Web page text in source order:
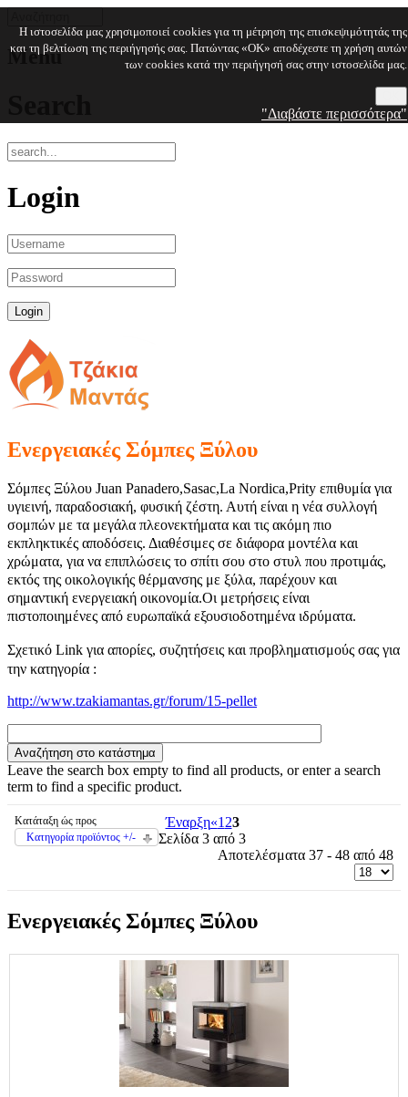
Η ιστοσελίδα μας χρησιμοποιεί cookies για τη μέτρηση της επισκεψιμότητάς της
και τη βελτίωση της περιήγησής σας. Πατώντας «OK» αποδέχεστε τη χρήση αυτών
των cookies κατά την περιήγησή σας στην ιστοσελίδα μας.
"Διαβάστε περισσότερα"
Menu
Login
Ενεργειακές Σόμπες Ξύλου
Σόμπες Ξύλου Juan Panadero,Sasac,La Nordica,Prity επιθυμία για
υγιεινή, παραδοσιακή, φυσική ζέστη. Αυτή είναι η νέα συλλογή
σομπών με τα μεγάλα πλεονεκτήματα και τις ακόμη πιο
εκπληκτικές αποδόσεις. Διαθέσιμες σε διάφορα μοντέλα και
χρώματα, για να επιπλώσεις το σπίτι σου στο στυλ που προτιμάς,
εκτός της οικολογικής θέρμανσης με ξύλα, παρέχουν και
σημαντική ενεργειακή οικονομία.Οι μετρήσεις είναι
πιστοποιημένες από ευρωπαϊκά εξουσιοδοτημένα ιδρύματα.
Σχετικό Link για απορίες, συζητήσεις και προβληματισμούς σας για
την κατηγορία :
http://www.tzakiamantas.gr/forum/15-pellet
Leave the search box empty to find all products, or enter a search
term to find a specific product.
Κατάταξη ώς προς
Κατηγορία προϊόντος +/-
Έναρξη«123
Σελίδα 3 από 3
Αποτελέσματα 37 - 48 από 48
Ενεργειακές Σόμπες Ξύλου